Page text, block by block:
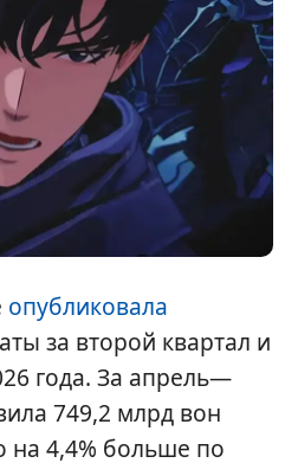
опубликовала
за второй квартал и
года. За апрель—
749,2 млрд вон
на 4,4% больше по